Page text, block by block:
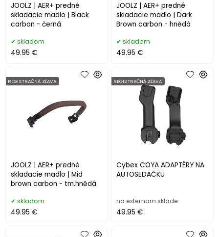
JOOLZ | AER+ predné
skladacie madlo | Black
carbon - černá
skladom
49.95 €
JOOLZ | AER+ predné
skladacie madlo | Dark
Brown carbon - hnědá
skladom
49.95 €
JOOLZ | AER+ predné
skladacie madlo | Mid
brown carbon - tm.hnědá
REGISTRAČNÁ ZĽAVA
skladom
49.95 €
Cybex COYA ADAPTÉRY NA
AUTOSEDAČKU
REGISTRAČNÁ ZĽAVA
na externom sklade
49.95 €